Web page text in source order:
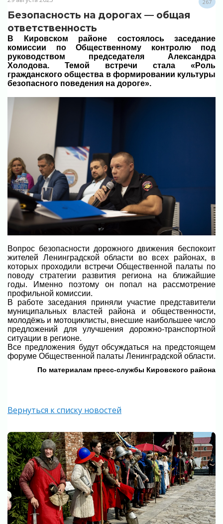
267
Безопасность на дорогах — общая
ответственность
В Кировском районе состоялось заседание
комиссии по Общественному контролю под
руководством председателя Александра
Холодова. Темой встречи стала «Роль
гражданского общества в формировании культуры
безопасного поведения на дороге».
Вопрос безопасности дорожного движения беспокоит
жителей Ленинградской области во всех районах, в
которых проходили встречи Общественной палаты по
поводу стратегии развития региона на ближайшие
годы. Именно поэтому он попал на рассмотрение
профильной комиссии.
В работе заседания приняли участие представители
муниципальных властей района и общественности,
молодёжь и мотоциклисты, внесшие наибольшее число
предложений для улучшения дорожно-транспортной
ситуации в регионе.
Все предложения будут обсуждаться на предстоящем
форуме Общественной палаты Ленинградской области.
По материалам пресс-службы Кировского района
Вернуться к списку новостей